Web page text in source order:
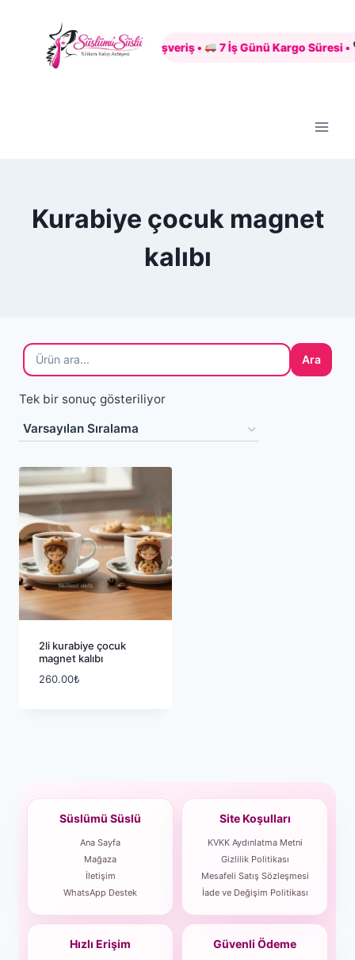
content
Güvenli Alışveriş • 7 İş Günü Kargo Süresi •
Kurabiye çocuk magnet
kalıbı
Ara
Tek bir sonuç gösteriliyor
2li kurabiye çocuk
magnet kalıbı
260.00₺
Süslümü Süslü
Ana Sayfa
Mağaza
İletişim
WhatsApp Destek
Site Koşulları
KVKK Aydınlatma Metni
Gizlilik Politikası
Mesafeli Satış Sözleşmesi
İade ve Değişim Politikası
Hızlı Erişim Güvenli Ödeme